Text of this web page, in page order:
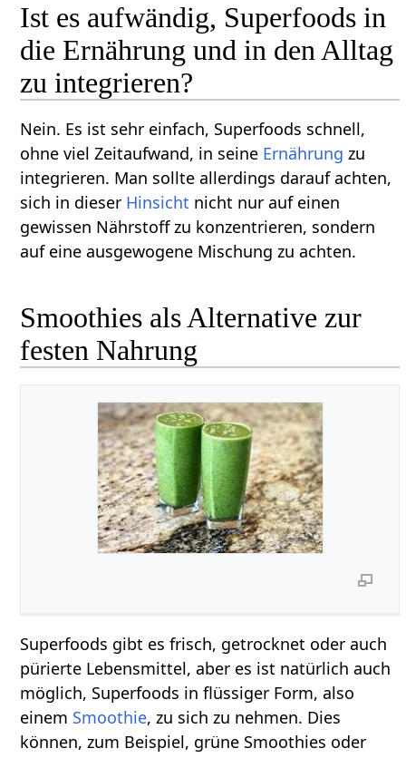
Ist es aufwändig, Superfoods in
die Ernährung und in den Alltag
zu integrieren?
Nein. Es ist sehr einfach, Superfoods schnell,
ohne viel Zeitaufwand, in seine Ernährung zu
integrieren. Man sollte allerdings darauf achten,
sich in dieser Hinsicht nicht nur auf einen
gewissen Nährstoff zu konzentrieren, sondern
auf eine ausgewogene Mischung zu achten.
Smoothies als Alternative zur
festen Nahrung
Superfoods gibt es frisch, getrocknet oder auch
pürierte Lebensmittel, aber es ist natürlich auch
möglich, Superfoods in flüssiger Form, also
einem Smoothie, zu sich zu nehmen. Dies
können, zum Beispiel, grüne Smoothies oder